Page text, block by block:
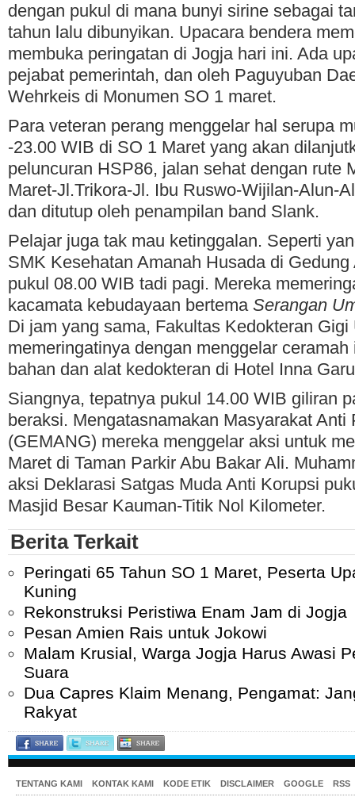
dengan pukul di mana bunyi sirine sebagai
tahun lalu dibunyikan. Upacara bendera
membuka peringatan di Jogja hari ini. Ada
pejabat pemerintah, dan oleh Paguyuban
Wehrkeis di Monumen SO 1 maret.
Para veteran perang menggelar hal serupa
-23.00 WIB di SO 1 Maret yang akan
peluncuran HSP86, jalan sehat dengan rute
Maret-Jl.Trikora-Jl. Ibu Ruswo-Wijilan-Alun-
dan ditutup oleh penampilan band Slank.
Pelajar juga tak mau ketinggalan. Seperti
SMK Kesehatan Amanah Husada di
pukul 08.00 WIB tadi pagi. Mereka
kacamata kebudayaan bertema Serangan
Di jam yang sama, Fakultas Kedokteran Gigi
memeringatinya dengan menggelar
bahan dan alat kedokteran di Hotel Inna
Siangnya, tepatnya pukul 14.00 WIB giliran
beraksi. Mengatasnamakan Masyarakat Anti
(GEMANG) mereka menggelar aksi untuk
Maret di Taman Parkir Abu Bakar Ali.
aksi Deklarasi Satgas Muda Anti Korupsi
Masjid Besar Kauman-Titik Nol Kilometer.
Berita Terkait
Peringati 65 Tahun SO 1 Maret, Peserta
Kuning
Rekonstruksi Peristiwa Enam Jam di Jogja
Pesan Amien Rais untuk Jokowi
Malam Krusial, Warga Jogja Harus Awasi
Suara
Dua Capres Klaim Menang, Pengamat:
Rakyat
TENTANG KAMI KONTAK KAMI KODE ETIK DISCLAIMER GOOGLE RSS